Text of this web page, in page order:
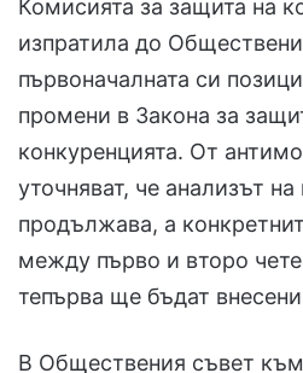
Комисията за защита на
изпратила до
първоначалната си
промени в Закона за
конкуренцията. От
уточняват, че анализът
продължава, а
между първо и второ
тепърва ще бъдат
В Обществения съвет